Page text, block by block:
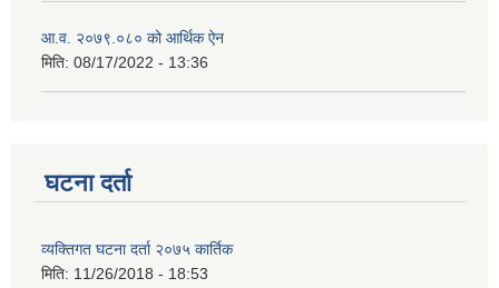
आ.व. २०७९.०८० को आर्थिक ऐन
मिति: 08/17/2022 - 13:36
घटना दर्ता
व्यक्तिगत घटना दर्ता २०७५ कार्तिक
मिति: 11/26/2018 - 18:53